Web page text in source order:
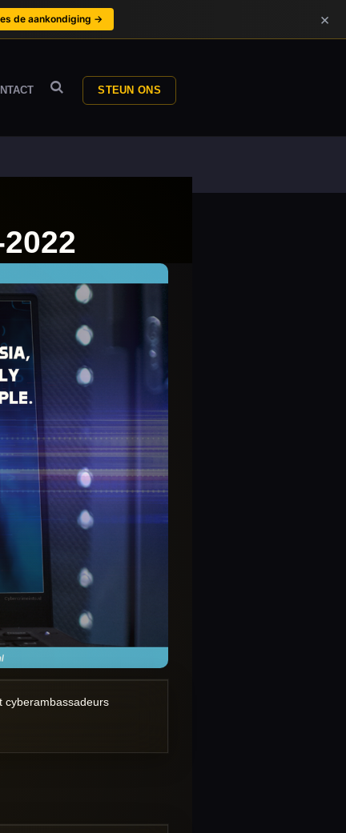
STEUN ONS
cyberambassadeurs
de aankondiging → ×